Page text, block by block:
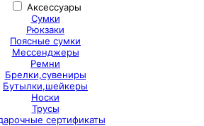
Аксессуары
Сумки
Рюкзаки
Поясные сумки
Мессенджеры
Ремни
Брелки,сувениры
Бутылки,шейкеры
Носки
Трусы
сертификаты